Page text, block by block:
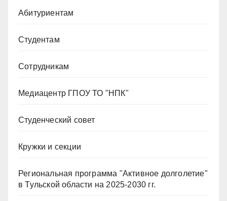
Абитуриентам
Студентам
Сотрудникам
Медиацентр ГПОУ ТО "НПК"
Студенческий совет
Кружки и секции
Региональная программа "Активное долголетие"
в Тульской области на 2025-2030 гг.